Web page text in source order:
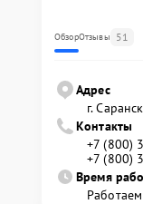
ОбзорОтзывы 51
Адрес
г.
Контакты
+7 (800)
+7 (800)
Время